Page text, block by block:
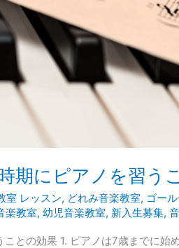
期にピアノを習う
室 レッスン, どれみ音楽教室, ゴー
楽教室,幼児音楽教室, 新入生募集,
との効果 1. ピアノは7歳までに始